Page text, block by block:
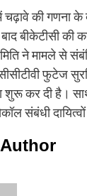
चढ़ावे की गणना के
बीकेटीसी की
ने मामले से
फुटेज
कर दी है। साथ
संबंधी